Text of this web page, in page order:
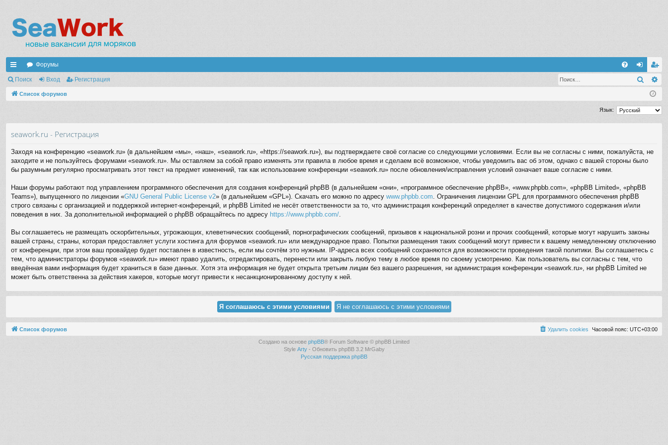
с
ы
и
Форумы
хо ег
ис
тр
ац
Поиск Вход Регистрация Поиск
Список форумов
Язык:
seawork.ru - Регистрация
Заходя на конференцию «seawork.ru» (в дальнейшем «мы», «наш», «seawork.ru», «https://seawork.ru»), вы подтверждаете своё согласие со следующими условиями. Если вы не согласны с ними, пожалуйста, не
заходите и не пользуйтесь форумами «seawork.ru». Мы оставляем за собой право изменять эти правила в любое время и сделаем всё возможное, чтобы уведомить вас об этом, однако с вашей стороны было
бы разумным регулярно просматривать этот текст на предмет изменений, так как использование конференции «seawork.ru» после обновления/исправления условий означает ваше согласие с ними.
Наши форумы работают под управлением программного обеспечения для создания конференций phpBB (в дальнейшем «они», «программное обеспечение phpBB», «www.phpbb.com», «phpBB Limited», «phpBB
Teams»), выпущенного по лицензии «GNU General Public License v2» (в дальнейшем «GPL»). Скачать его можно по адресу www.phpbb.com. Ограничения лицензии GPL для программного обеспечения phpBB
строго связаны с организацией и поддержкой интернет-конференций, и phpBB Limited не несёт ответственности за то, что администрация конференций определяет в качестве допустимого содержания и/или
поведения в них. За дополнительной информацией о phpBB обращайтесь по адресу https://www.phpbb.com/.
Вы соглашаетесь не размещать оскорбительных, угрожающих, клеветнических сообщений, порнографических сообщений, призывов к национальной розни и прочих сообщений, которые могут нарушить законы
вашей страны, страны, которая предоставляет услуги хостинга для форумов «seawork.ru» или международное право. Попытки размещения таких сообщений могут привести к вашему немедленному отключению
от конференции, при этом ваш провайдер будет поставлен в известность, если мы сочтём это нужным. IP-адреса всех сообщений сохраняются для возможности проведения такой политики. Вы соглашаетесь с
тем, что администраторы форумов «seawork.ru» имеют право удалить, отредактировать, перенести или закрыть любую тему в любое время по своему усмотрению. Как пользователь вы согласны с тем, что
введённая вами информация будет храниться в базе данных. Хотя эта информация не будет открыта третьим лицам без вашего разрешения, ни администрация конференции «seawork.ru», ни phpBB Limited не
может быть ответственна за действия хакеров, которые могут привести к несанкционированному доступу к ней.
Список форумов Часовой пояс: UTC+03:00
Удалить cookies
Создано на основе phpBB® Forum Software © phpBB Limited
Style Arty- Обновить phpBB 3.2 MrGaby
Русская поддержка phpBB